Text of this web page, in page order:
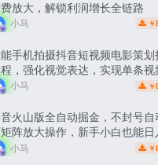
放大，解锁利润增长全链路
小马 ￥
手机拍摄抖音短视频电影策划
，强化视觉表达，实现单条视
小马 ￥
火山版全自动掘金，不封号自
阵放大操作，新手小白也能日
小马 ￥